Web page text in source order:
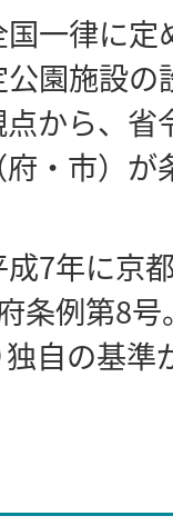
一律に
園施設
から、
・市）が
7年に京
条例第8
自の基準